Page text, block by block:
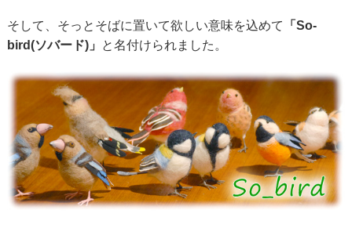
そして、そっとそばに置いて欲しい意味を込めて
「So-
bird(ソバード)」
と名付けられました。